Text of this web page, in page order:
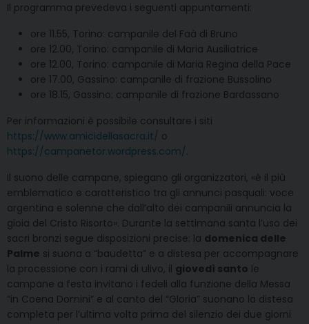
Il programma prevedeva i seguenti appuntamenti:
ore 11.55, Torino: campanile del Faà di Bruno
ore 12.00, Torino: campanile di Maria Ausiliatrice
ore 12.00, Torino: campanile di Maria Regina della Pace
ore 17.00, Gassino: campanile di frazione Bussolino
ore 18.15, Gassino: campanile di frazione Bardassano
Per informazioni è possibile consultare i siti
https://www.amicidellasacra.it/ o
https://campanetor.wordpress.com/.
Il suono delle campane, spiegano gli organizzatori, «è il più
emblematico e caratteristico tra gli annunci pasquali: voce
argentina e solenne che dall’alto dei campanili annuncia la
gioia del Cristo Risorto». Durante la settimana santa l’uso dei
sacri bronzi segue disposizioni precise: la domenica delle
Palme si suona a “baudetta” e a distesa per accompagnare
la processione con i rami di ulivo, il giovedì santo le
campane a festa invitano i fedeli alla funzione della Messa
“in Coena Domini” e al canto del “Gloria” suonano la distesa
completa per l’ultima volta prima del silenzio dei due giorni